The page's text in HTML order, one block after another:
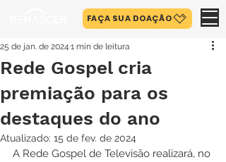
FAÇA SUA DOAÇÃO
Rede Gospel cria
premiação para os
destaques do ano
25 de jan. de 2024 1 min de leitura
Atualizado: 15 de fev. de 2024
A Rede Gospel de Televisão realizará, no